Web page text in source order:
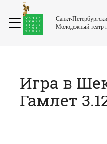
Санкт-
Молодежный театр
Игра в
Гамлет